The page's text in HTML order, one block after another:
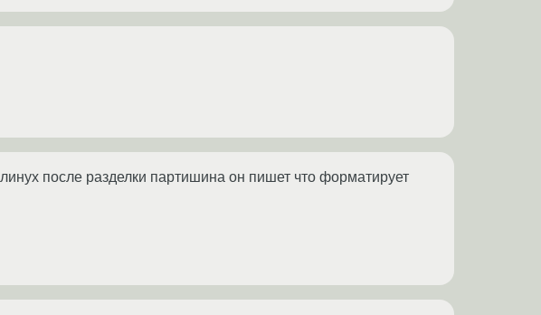
после разделки партишина он пишет что форматирует